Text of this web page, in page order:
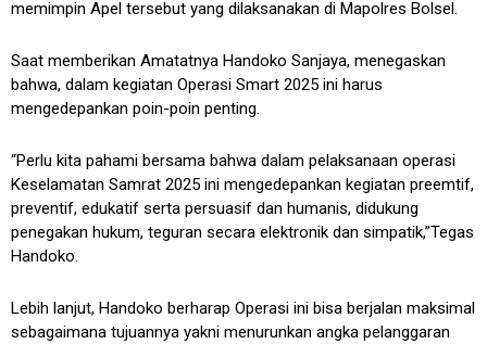
memimpin Apel tersebut yang dilaksanakan di Mapolres Bolsel.
Saat memberikan Amatatnya Handoko Sanjaya, menegaskan
bahwa, dalam kegiatan Operasi Smart 2025 ini harus
mengedepankan poin-poin penting.
“Perlu kita pahami bersama bahwa dalam pelaksanaan operasi
Keselamatan Samrat 2025 ini mengedepankan kegiatan preemtif,
preventif, edukatif serta persuasif dan humanis, didukung
penegakan hukum, teguran secara elektronik dan simpatik,”Tegas
Handoko.
Lebih lanjut, Handoko berharap Operasi ini bisa berjalan maksimal
sebagaimana tujuannya yakni menurunkan angka pelanggaran